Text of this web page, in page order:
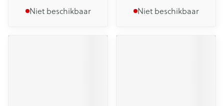
Niet beschikbaar Niet beschikbaar